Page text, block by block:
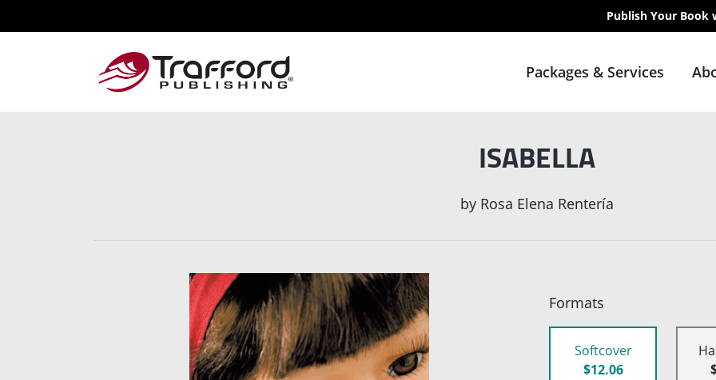
Publish Your Book
Packages & Services
ISABELLA
by Rosa Elena Rentería
Formats
Softcover
$12.06